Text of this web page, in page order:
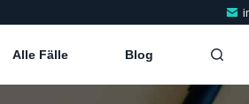
Alle Fälle Blog